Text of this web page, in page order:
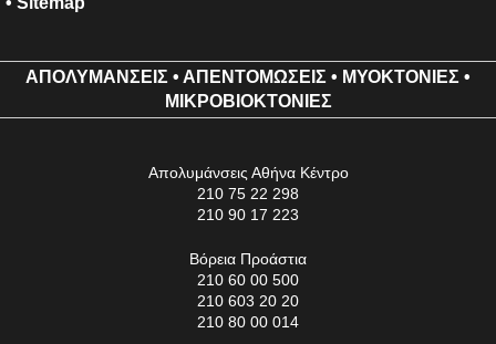
ΑΠΟΛΥΜΑΝΣΕΙΣ • ΑΠΕΝΤΟΜΩΣΕΙΣ • ΜΥΟΚΤΟΝΙΕΣ •
ΜΙΚΡΟΒΙΟΚΤΟΝΙΕΣ
Απολυμάνσεις Αθήνα Κέντρο
210 75 22 298
210 90 17 223
Βόρεια Προάστια
210 60 00 500
210 603 20 20
210 80 00 014